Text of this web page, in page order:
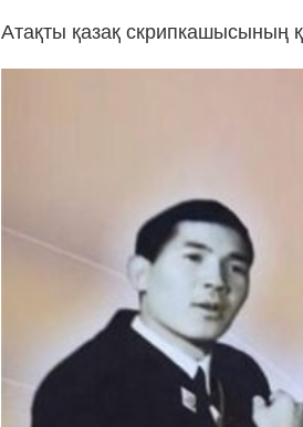
Атақты қазақ скрипкашысының